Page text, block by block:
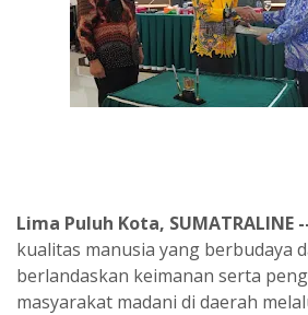
Lima Puluh Kota, SUMATRALINE
kualitas manusia yang berbudaya
berlandaskan keimanan serta
masyarakat madani di daerah